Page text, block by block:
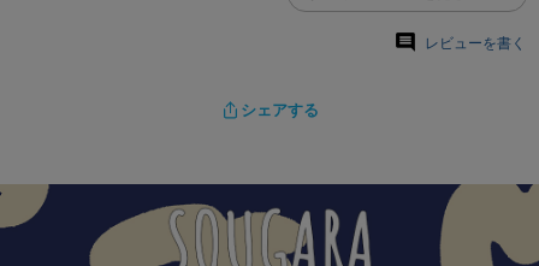
レビューを書く
シェアする